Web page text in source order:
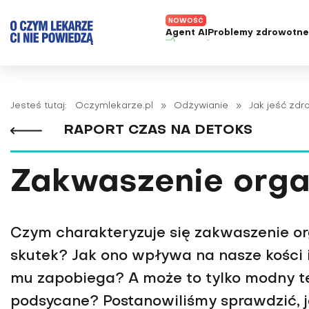
Agent AI Problemy zdrowotne
Alergie
Astma
Bezsenność
Borelioza
Celiakia
Choroba Alzheimera
Choroba Parkinsona
Choroby jelit
Jesteś tutaj: Oczymlekarze.pl » Odżywianie » Jak jeść
RAPORT CZAS NA DETOKS
Zakwaszenie
Czym charakteryzuje się zakwaszenie
skutek? Jak ono wpływa na nasze
mu zapobiega? A może to tylko modny
podsycane? Postanowiliśmy